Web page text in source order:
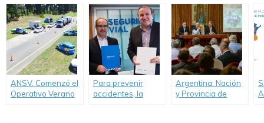
inicio de las
vacaciones de
invierno en
Argentina
estrategias para
reducir los
incidentes viales
ANSV. Comenzó el
Operativo Verano
Para prevenir
accidentes, la
Argentina: Nación
y Provincia de